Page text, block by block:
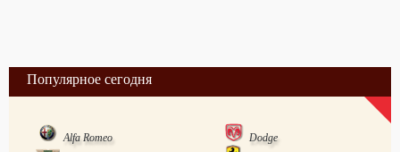
Популярное сегодня
Alfa Romeo
Dodge